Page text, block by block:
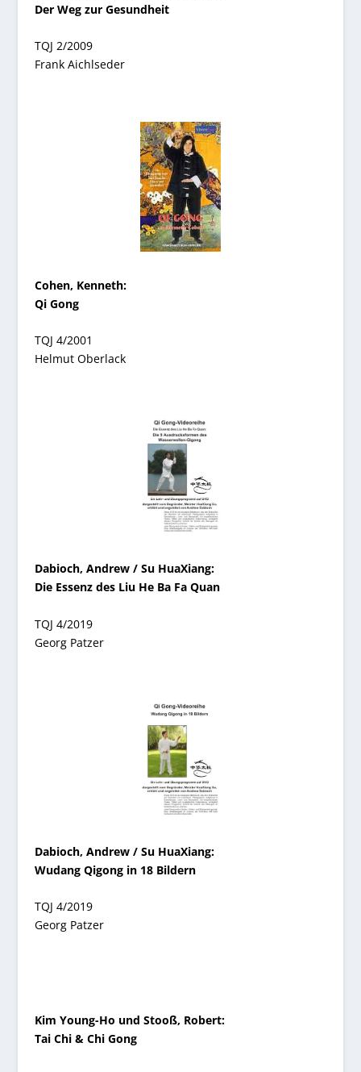
Der Weg zur Gesundheit
TQJ 2/2009
Frank Aichlseder
Cohen, Kenneth:
Qi Gong
TQJ 4/2001
Helmut Oberlack
Dabioch, Andrew / Su HuaXiang:
Die Essenz des Liu He Ba Fa Quan
TQJ 4/2019
Georg Patzer
Dabioch, Andrew / Su HuaXiang:
Wudang Qigong in 18 Bildern
TQJ 4/2019
Georg Patzer
Kim Young-Ho und Stooß, Robert:
Tai Chi & Chi Gong